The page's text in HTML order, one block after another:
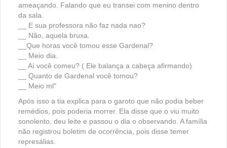
ameaçando. Falando que eu transei com menino dentro
da sala.
__ E sua professora não faz nada nao?
__ Não, aquela bruxa.
__Que horas você tomou esse Gardenal?
__ Meio dia.
__ Aí você comeu? ( Ele balança a cabeça afirmando)
__ Quanto de Gardenal você tomou?
__ Meio ml"
Após isso a tia explica para o garoto que não podia beber
remédios, pois poderia morrer. Ela disse que o viu muito
sonolento, deu leite e passou o dia o observando. A família
não registrou boletim de ocorrência, pois disse temer
represálias.